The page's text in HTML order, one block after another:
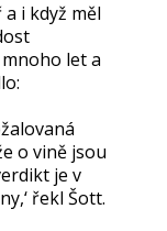
i když měl
let a
o vině jsou
je v
řekl Šott.